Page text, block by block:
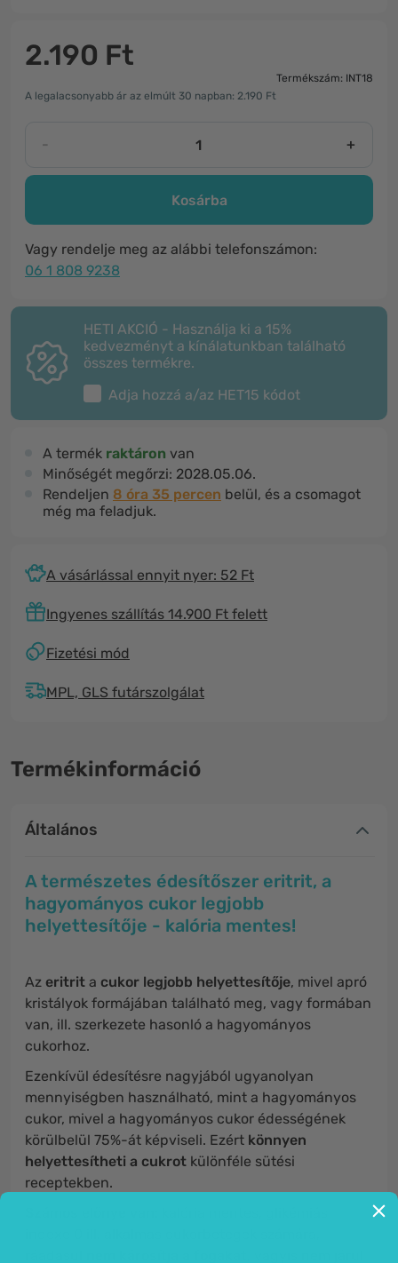
2.190 Ft
Termékszám: INT18
A legalacsonyabb ár az elmúlt 30 napban: 2.190 Ft
- +
Kosárba
Vagy rendelje meg az alábbi telefonszámon:
06 1 808 9238
HETI AKCIÓ - Használja ki a 15%
kedvezményt a kínálatunkban található
összes termékre.
Adja hozzá a/az HET15 kódot
A termék raktáron van
Minőségét megőrzi: 2028.05.06.
Rendeljen 8 óra 35 percen belül, és a csomagot
még ma feladjuk.
A vásárlással ennyit nyer: 52 Ft
Ingyenes szállítás 14.900 Ft felett
Fizetési mód
MPL, GLS futárszolgálat
Termékinformáció
Általános
A természetes édesítőszer eritrit, a
hagyományos cukor legjobb
helyettesítője - kalória mentes!
Az eritrit a cukor legjobb helyettesítője, mivel apró
kristályok formájában található meg, vagy formában
van, ill. szerkezete hasonló a hagyományos
cukorhoz.
Ezenkívül édesítésre nagyjából ugyanolyan
mennyiségben használható, mint a hagyományos
cukor, mivel a hagyományos cukor édességének
körülbelül 75%-át képviseli. Ezért könnyen
helyettesítheti a cukrot különféle sütési
receptekben.